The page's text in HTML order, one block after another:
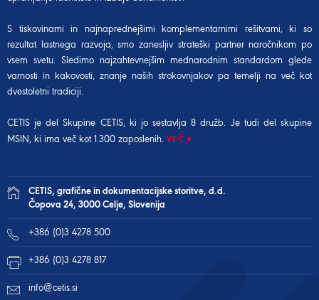
S tiskovinami in najnaprednejšimi komplementarnimi rešitvami, ki so
rezultat lastnega razvoja, smo zanesljiv strateški partner naročnikom po
vsem svetu. Sledimo najzahtevnejšim mednarodnim standardom glede
varnosti in kakovosti, znanje naših strokovnjakov pa temelji na več kot
dvestoletni tradiciji.
CETIS je del Skupine CETIS, ki jo sestavlja 8 družb. Je tudi del skupine
MSIN , ki ima več kot 1.300 zaposlenih. VEČ
CETIS, grafične in dokumentacijske storitve, d.d.
Čopova 24, 3000 Celje, Slovenija
+386 (0)3 4278 500
+386 (0)3 4278 817
info@cetis.si